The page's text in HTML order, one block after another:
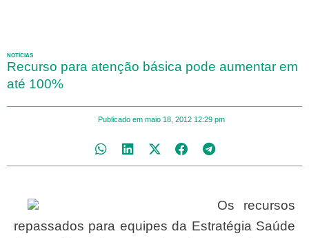
NOTÍCIAS
Recurso para atenção básica pode aumentar em
até 100%
Publicado em maio 18, 2012 12:29 pm
Os recursos
repassados para equipes da Estratégia Saúde